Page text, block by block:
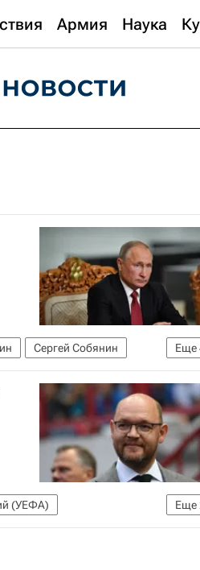
Армия Наука
Еще
Сергей Собянин
в России
Еще
(УЕФА)